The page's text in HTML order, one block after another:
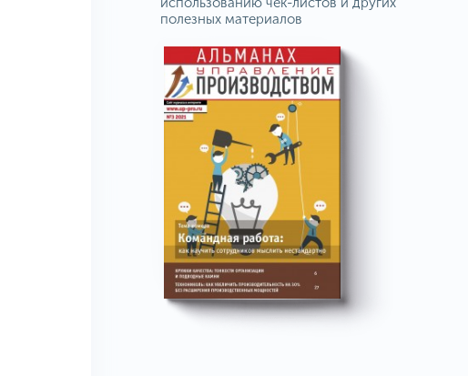
полезных материалов